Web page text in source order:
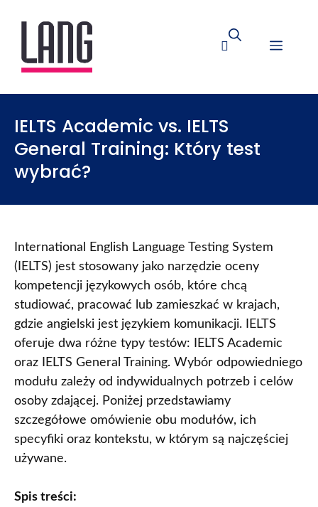
IELTS Academic vs. IELTS
General Training: Który test
wybrać?
International English Language Testing System
(IELTS) jest stosowany jako narzędzie oceny
kompetencji językowych osób, które chcą
studiować, pracować lub zamieszkać w krajach,
gdzie angielski jest językiem komunikacji. IELTS
oferuje dwa różne typy testów: IELTS Academic
oraz IELTS General Training. Wybór odpowiedniego
modułu zależy od indywidualnych potrzeb i celów
osoby zdającej. Poniżej przedstawiamy
szczegółowe omówienie obu modułów, ich
specyfiki oraz kontekstu, w którym są najczęściej
używane.
Spis treści: